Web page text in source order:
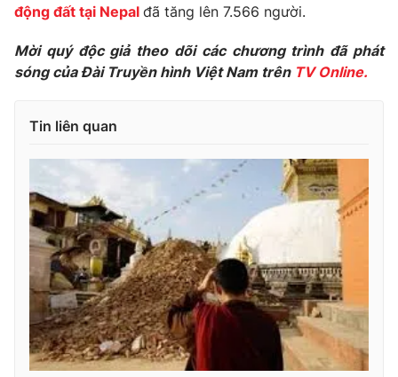
Góc doanh nghiệp
Truyền hình
Phim VTV
Nhân vật
Khán giả
Giải sao mai
Giải trí
Đời sống
Du lịch
Làm đẹp
Chất lượng cuộc sống
Tuyển sinh
Học trực tuyến
Công nghệ
Hitech Công nghệ tương lai
Sản phẩm
Thị trường
Tư vấn
Giao lưu trực tuyến
Lịch phát sóng
động đất tại Nepal đã tăng lên 7.566 người.
Mời quý độc giả theo dõi các chương trình đã phát
sóng của Đài Truyền hình Việt Nam trên TV Online.
Tin liên quan